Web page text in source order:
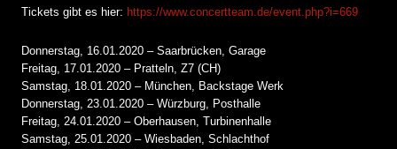
Tickets gibt es hier: https://www.concertteam.de/event.php?i=669
Donnerstag, 16.01.2020 – Saarbrücken, Garage
Freitag, 17.01.2020 – Pratteln, Z7 (CH)
Samstag, 18.01.2020 – München, Backstage Werk
Donnerstag, 23.01.2020 – Würzburg, Posthalle
Freitag, 24.01.2020 – Oberhausen, Turbinenhalle
Samstag, 25.01.2020 – Wiesbaden, Schlachthof